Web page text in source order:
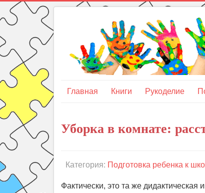
Главная Книги Рукоделие
Уборка в комнате:
Категория: Подготовка ребенка к
Фактически, это та же